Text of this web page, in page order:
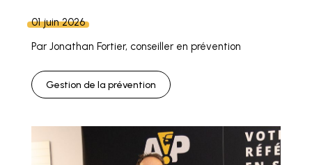
01 juin 2026
Par Jonathan Fortier, conseiller en prévention
Gestion de la prévention